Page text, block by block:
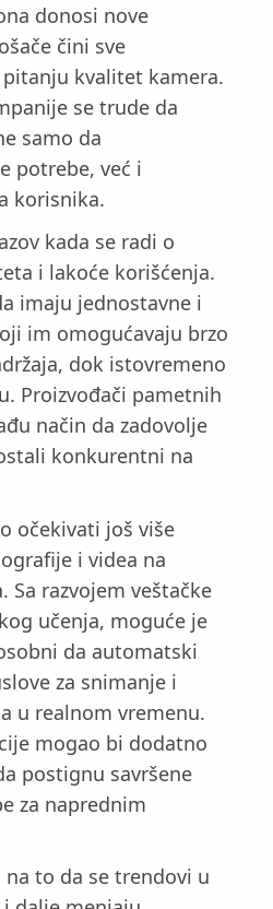
donosi nove
čini sve
kvalitet kamera.
se trude da
samo da
potrebe, već i
korisnika.
kada se radi o
i lakoće korišćenja.
imaju jednostavne i
im omogućavaju brzo
dok istovremeno
Proizvođači pametnih
način da zadovolje
konkurentni na
očekivati još više
i videa na
razvojem veštačke
učenja, moguće je
da automatski
za snimanje i
u realnom vremenu.
mogao bi dodatno
postignu savršene
za naprednim
to da se trendovi u